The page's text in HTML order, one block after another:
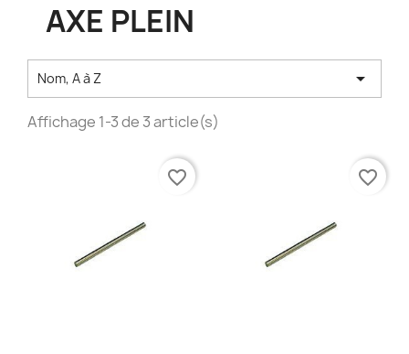
AXE PLEIN
Nom, A à Z 
Affichage 1-3 de 3 article(s)
favorite_border favorite_border